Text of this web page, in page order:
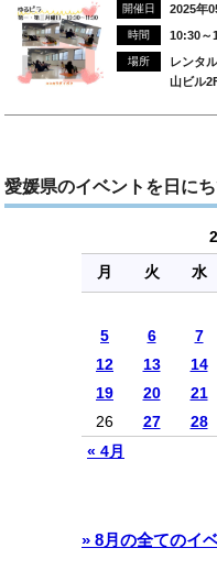
開催日 2025年
時間 10:30～
場所
レンタ
山ビル
愛媛県のイベントを日に
月
火 水
« 4月
5
6 7
12
13 14
19
20 21
26
27 28
» 8月の全てのイ